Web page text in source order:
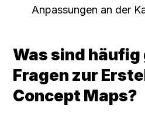
Anpassungen an der
Was sind
Fragen zur
Concept Maps?